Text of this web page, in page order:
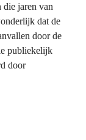
die jaren van
dat de
door de
publiekelijk
door